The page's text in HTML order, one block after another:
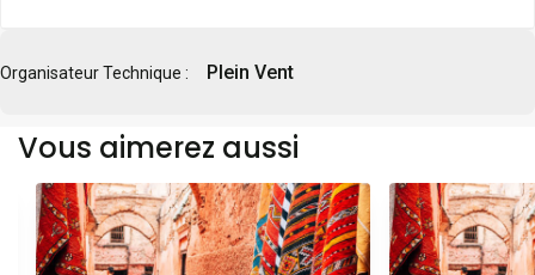
Organisateur Technique : Plein Vent
Vous aimerez aussi